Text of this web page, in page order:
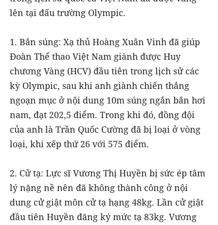
lên tại đấu trường Olympic.
1. Bắn súng: Xạ thủ Hoàng Xuân Vinh đã giúp
Đoàn Thể thao Việt Nam giành được Huy
chương Vàng (HCV) đầu tiên trong lịch sử các
kỳ Olympic, sau khi anh giành chiến thắng
ngoạn mục ở nội dung 10m súng ngắn bắn hơi
nam, đạt 202,5 điểm. Trong khi đó, đồng đội
của anh là Trần Quốc Cường đã bị loại ở vòng
loại, khi xếp thứ 26 với 575 điểm.
2. Cử tạ: Lực sĩ Vương Thị Huyền bị sức ép tâm
lý nặng nề nên đã không thành công ở nội
dung cử giật môn cử tạ hạng 48kg. Lần cử giật
đầu tiên Huyền đăng ký mức tạ 83kg. Vương